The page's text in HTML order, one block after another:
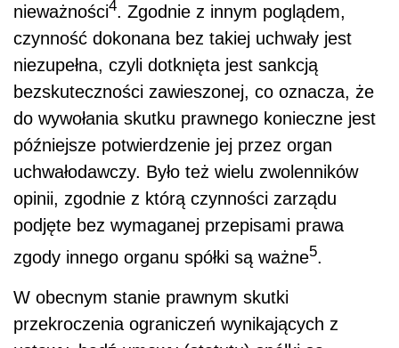
nieważności4. Zgodnie z innym poglądem,
czynność dokonana bez takiej uchwały jest
niezupełna, czyli dotknięta jest sankcją
bezskuteczności zawieszonej, co oznacza, że
do wywołania skutku prawnego konieczne jest
późniejsze potwierdzenie jej przez organ
uchwałodawczy. Było też wielu zwolenników
opinii, zgodnie z którą czynności zarządu
podjęte bez wymaganej przepisami prawa
zgody innego organu spółki są ważne5.
W obecnym stanie prawnym skutki
przekroczenia ograniczeń wynikających z